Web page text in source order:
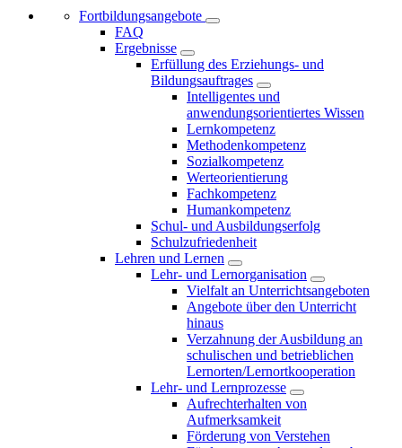
Fortbildungsangebote
FAQ
Ergebnisse
Erfüllung des Erziehungs- und
Bildungsauftrages
Intelligentes und
anwendungsorientiertes Wissen
Lernkompetenz
Methodenkompetenz
Sozialkompetenz
Werteorientierung
Fachkompetenz
Humankompetenz
Schul- und Ausbildungserfolg
Schulzufriedenheit
Lehren und Lernen
Lehr- und Lernorganisation
Vielfalt an Unterrichtsangeboten
Angebote über den Unterricht
hinaus
Verzahnung der Ausbildung an
schulischen und betrieblichen
Lernorten/Lernortkooperation
Lehr- und Lernprozesse
Aufrechterhalten von
Aufmerksamkeit
Förderung von Verstehen